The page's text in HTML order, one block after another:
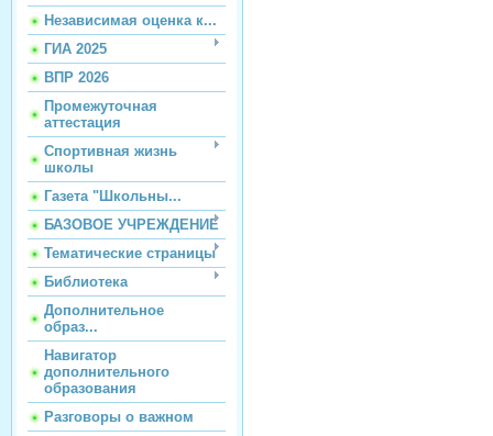
Независимая оценка к...
ГИА 2025
ВПР 2026
Промежуточная
аттестация
Спортивная жизнь
школы
Газета "Школьны...
БАЗОВОЕ УЧРЕЖДЕНИЕ
Тематические страницы
Библиотека
Дополнительное
образ...
Навигатор
дополнительного
образования
Разговоры о важном